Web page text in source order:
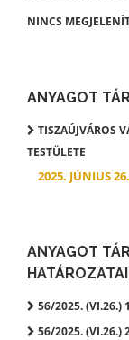
NINCS
ANYAGOT
TISZAÚJVÁROS
TESTÜLETE
2025. JÚNIUS
ANYAGOT
HATÁROZATAI
56/2025. (VI.26.)
56/2025. (VI.26.)